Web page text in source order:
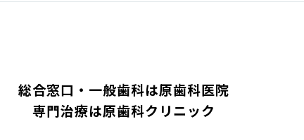
総合窓口・一般歯科は原歯科医院
専門治療は原歯科クリニック